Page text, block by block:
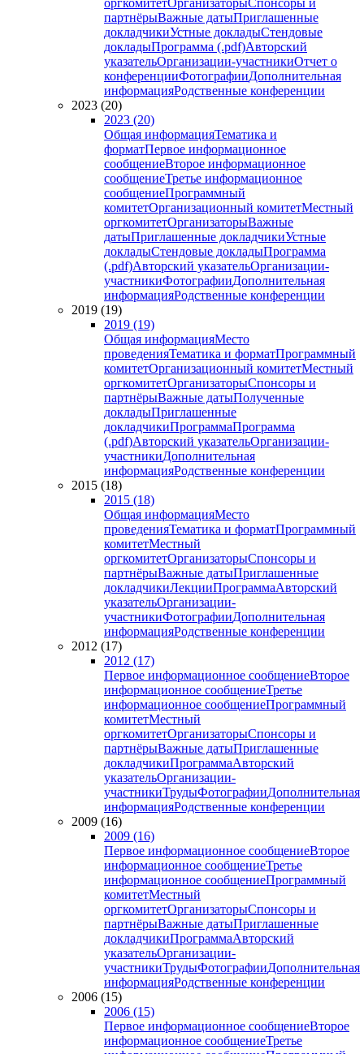
оргкомитетОрганизаторыСпонсоры и
партнёрыВажные датыПриглашенные
докладчикиУстные докладыСтендовые
докладыПрограмма (.pdf)Авторский
указательОрганизации-участникиОтчет о
конференцииФотографииДополнительная
информацияРодственные конференции
2023 (20)
2023 (20)
Общая информацияТематика и
форматПервое информационное
сообщениеВторое информационное
сообщениеТретье информационное
сообщениеПрограммный
комитетОрганизационный комитетМестный
оргкомитетОрганизаторыВажные
датыПриглашенные докладчикиУстные
докладыСтендовые докладыПрограмма
(.pdf)Авторский указательОрганизации-
участникиФотографииДополнительная
информацияРодственные конференции
2019 (19)
2019 (19)
Общая информацияМесто
проведенияТематика и форматПрограммный
комитетОрганизационный комитетМестный
оргкомитетОрганизаторыСпонсоры и
партнёрыВажные датыПолученные
докладыПриглашенные
докладчикиПрограммаПрограмма
(.pdf)Авторский указательОрганизации-
участникиДополнительная
информацияРодственные конференции
2015 (18)
2015 (18)
Общая информацияМесто
проведенияТематика и форматПрограммный
комитетМестный
оргкомитетОрганизаторыСпонсоры и
партнёрыВажные датыПриглашенные
докладчикиЛекцииПрограммаАвторский
указательОрганизации-
участникиФотографииДополнительная
информацияРодственные конференции
2012 (17)
2012 (17)
Первое информационное сообщениеВторое
информационное сообщениеТретье
информационное сообщениеПрограммный
комитетМестный
оргкомитетОрганизаторыСпонсоры и
партнёрыВажные датыПриглашенные
докладчикиПрограммаАвторский
указательОрганизации-
участникиТрудыФотографииДополнительная
информацияРодственные конференции
2009 (16)
2009 (16)
Первое информационное сообщениеВторое
информационное сообщениеТретье
информационное сообщениеПрограммный
комитетМестный
оргкомитетОрганизаторыСпонсоры и
партнёрыВажные датыПриглашенные
докладчикиПрограммаАвторский
указательОрганизации-
участникиТрудыФотографииДополнительная
информацияРодственные конференции
2006 (15)
2006 (15)
Первое информационное сообщениеВторое
информационное сообщениеТретье